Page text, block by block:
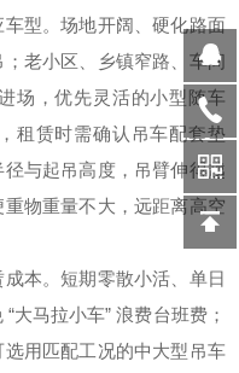
型。场地开阔、硬化路面
老小区、乡镇窄路、车间
场，优先灵活的小型随车
租赁时需确认吊车配套垫
与起吊高度，吊臂伸得越
物重量不大，远距离高空
本。短期零散小活、单日
大马拉小车” 浪费台班费；
用匹配工况的中大型吊车